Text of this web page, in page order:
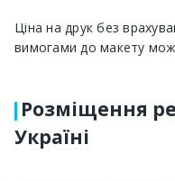
Ціна на друк без
вимогами до макету
Розміщення
Україні